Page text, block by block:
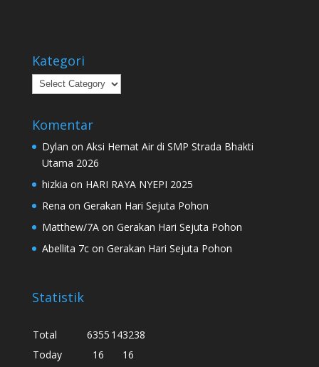
Kategori
Kategori
Komentar
Dylan on Aksi Hemat Air di SMP Strada Bhakti
Utama 2026
hizkia on HARI RAYA NYEPI 2025
Rena on Gerakan Hari Sejuta Pohon
Matthew/7Aon Gerakan Hari Sejuta Pohon
Abellita 7con Gerakan Hari Sejuta Pohon
Statistik
Total 6355 143238
Today
16 16